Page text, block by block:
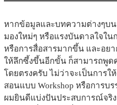
หากข้อมูลและบทความต่างๆบ
มองใหม่ๆ หรือแรงบันดาลใจใ
หรือการสื่อสารมากขึ้น และอย
ให้ลึกซึ้งขึ้นอีกขั้น ก็สามารถพู
โดยตรงครับ ไม่ว่าจะเป็นการ
สอนแบบ Workshop หรือการบ
ผมยินดีแบ่งปันประสบการณ์จริ